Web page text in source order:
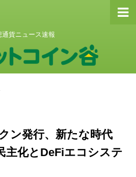
通貨ニュース速報
ン発行、新たな時代
主化とDeFiエコシステ